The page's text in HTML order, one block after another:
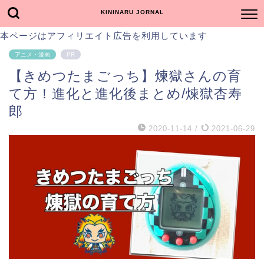
KININARU JORNAL
本ページはアフィリエイト広告を利用しています
アニメ・漫画 PR
【きめつたまごっち】煉獄さんの育
て方！進化と進化後まとめ/煉獄杏寿
郎
2020-11-14 / 2021-06-29